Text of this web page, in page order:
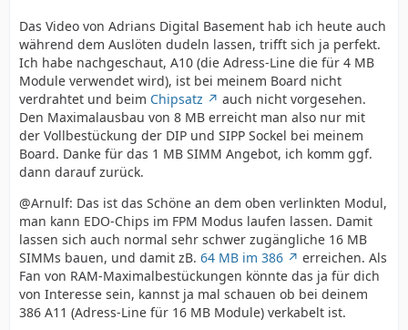
Das Video von Adrians Digital Basement hab ich heute auch
während dem Auslöten dudeln lassen, trifft sich ja perfekt.
Ich habe nachgeschaut, A10 (die Adress-Line die für 4 MB
Module verwendet wird), ist bei meinem Board nicht
verdrahtet und beim Chipsatz
auch nicht vorgesehen.
Den Maximalausbau von 8 MB erreicht man also nur mit
der Vollbestückung der DIP und SIPP Sockel bei meinem
Board. Danke für das 1 MB SIMM Angebot, ich komm ggf.
dann darauf zurück.
@Arnulf: Das ist das Schöne an dem oben verlinkten Modul,
man kann EDO-Chips im FPM Modus laufen lassen. Damit
lassen sich auch normal sehr schwer zugängliche 16 MB
SIMMs bauen, und damit zB. 64 MB im 386
erreichen. Als
Fan von RAM-Maximalbestückungen könnte das ja für dich
von Interesse sein, kannst ja mal schauen ob bei deinem
386 A11 (Adress-Line für 16 MB Module) verkabelt ist.